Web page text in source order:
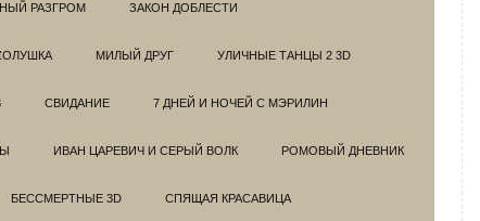
РАЗГРОМ ЗАКОН ДОБЛЕСТИ
МИЛЫЙ ДРУГ УЛИЧНЫЕ ТАНЦЫ 2 3D
СВИДАНИЕ 7 ДНЕЙ И НОЧЕЙ С МЭРИЛИН
ИВАН ЦАРЕВИЧ И СЕРЫЙ ВОЛК РОМОВЫЙ ДНЕВНИК
БЕССМЕРТНЫЕ 3D СПЯЩАЯ КРАСАВИЦА